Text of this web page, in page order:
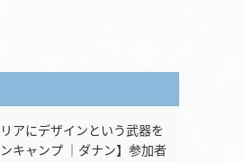
アにデザインという武器を
ンキャンプ ｜ダナン】参加者